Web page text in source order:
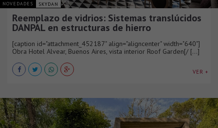
NOVEDADES SKYDAN
Reemplazo de vidrios: Sistemas translúcidos
DANPAL en estructuras de hierro
[caption id="attachment_452187" align="aligncenter" width="640"]
Obra Hotel Alvear, Buenos Aires, vista interior Roof Garden[/ [...]
VER +